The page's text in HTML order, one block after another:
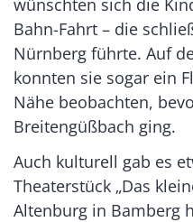
Bahn-Fahrt – die
Nürnberg führte. Auf
konnten sie sogar ein
Nähe beobachten,
Breitengüßbach ging.
Auch kulturell gab es
Theaterstück „Das
Altenburg in Bamberg